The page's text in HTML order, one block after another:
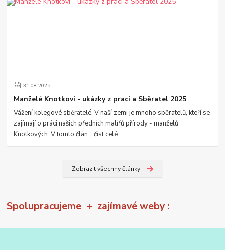
31.08.2025
Manželé Knotkovi - ukázky z prací a Sběratel 2025
Vážení kolegové sběratelé. V naší zemi je mnoho sběratelů, kteří se
zajímají o práci našich předních malířů přírody - manželů
Knotkových. V tomto člán...číst celé
Zobrazit všechny články
Spolupracujeme + zajímavé weby :